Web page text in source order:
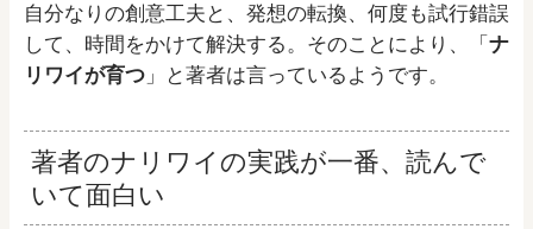
自分なりの創意工夫と、発想の転換、何度も試行錯誤
して、時間をかけて解決する。そのことにより、「 ナ
リワイが育つ 」と著者は言っているようです。
著者のナリワイの実践が一番、読んで
いて面白い